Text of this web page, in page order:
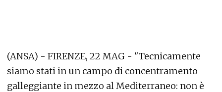
(ANSA) - FIRENZE, 22 MAG - "Tecnicamente
siamo stati in un campo di concentramento
galleggiante in mezzo al Mediterraneo: non è